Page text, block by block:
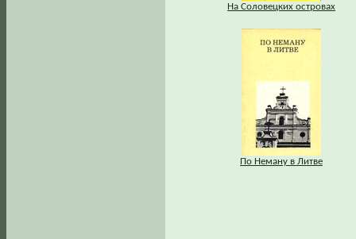
На Соловецких островах
По Неману в Литве